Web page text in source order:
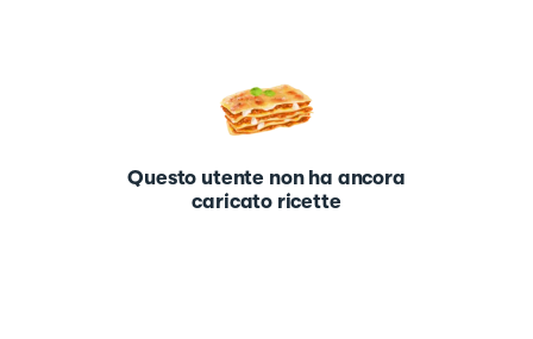
Questo utente non ha ancora
caricato ricette